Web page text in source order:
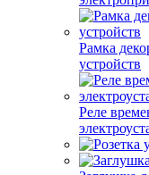
Рамка
устройств
Реле